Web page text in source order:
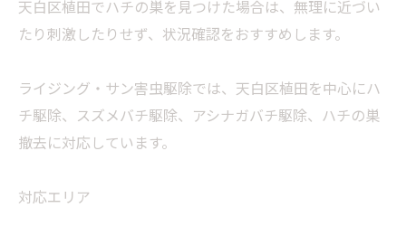
天白区植田でハチの巣を見つけた場合は、無理に近づい
たり刺激したりせず、状況確認をおすすめします。
ライジング・サン害虫駆除では、天白区植田を中心にハ
チ駆除、スズメバチ駆除、アシナガバチ駆除、ハチの巣
撤去に対応しています。
対応エリア